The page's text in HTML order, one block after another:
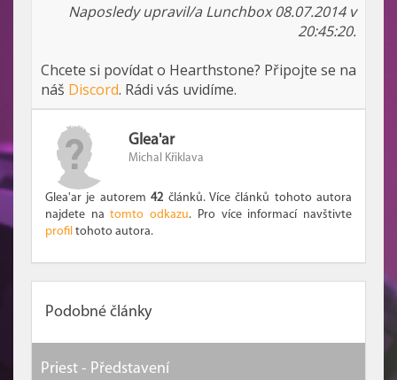
Naposledy upravil/a Lunchbox 08.07.2014 v
20:45:20.
Chcete si povídat o Hearthstone? Připojte se na
náš Discord. Rádi vás uvidíme.
Glea'ar
Michal Křiklava
Glea'ar je autorem42 článků. Více článků tohoto autora
najdete natomto odkazu. Pro více informací navštivte
profil tohoto autora.
Podobné články
Priest - Představení